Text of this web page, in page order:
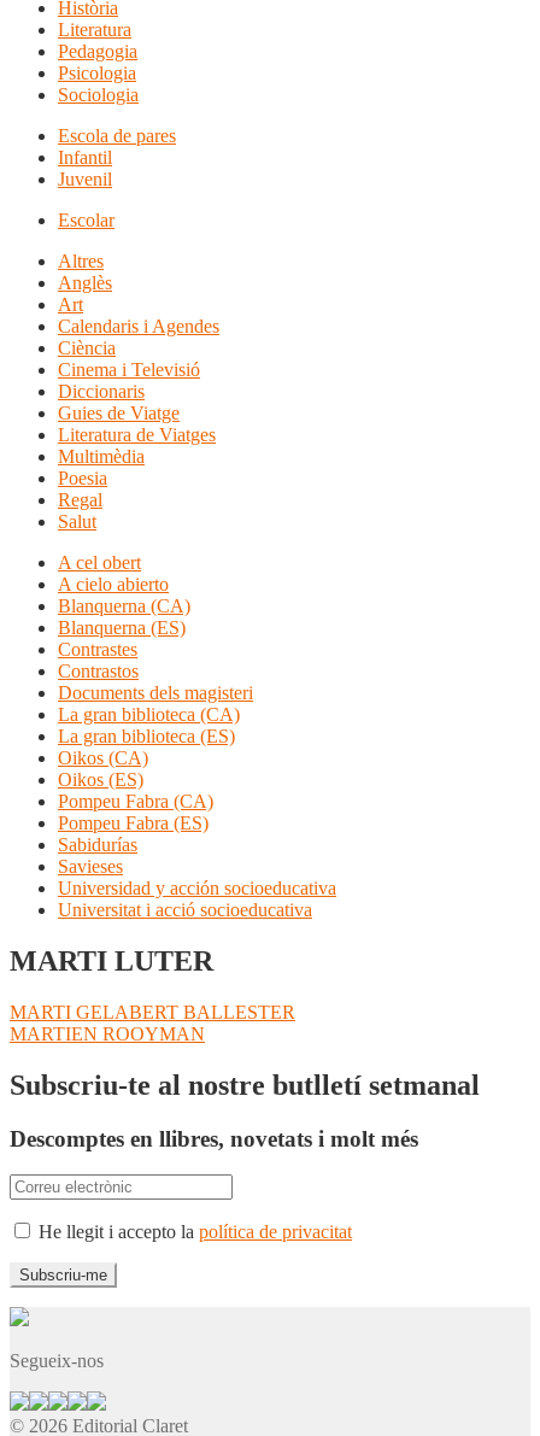
Història
Literatura
Pedagogia
Psicologia
Sociologia
Escola de pares
Infantil
Juvenil
Escolar
Altres
Anglès
Art
Calendaris i Agendes
Ciència
Cinema i Televisió
Diccionaris
Guies de Viatge
Literatura de Viatges
Multimèdia
Poesia
Regal
Salut
A cel obert
A cielo abierto
Blanquerna (CA)
Blanquerna (ES)
Contrastes
Contrastos
Documents dels magisteri
La gran biblioteca (CA)
La gran biblioteca (ES)
Oikos (CA)
Oikos (ES)
Pompeu Fabra (CA)
Pompeu Fabra (ES)
Sabidurías
Savieses
Universidad y acción socioeducativa
Universitat i acció socioeducativa
MARTI LUTER
Navegació
d'entrades
Entrada
anterior:
MARTI GELABERT BALLESTER
Pròxima
MARTIEN ROOYMAN
Subscriu-te al nostre butlletí setmanal
Descomptes en llibres, novetats i molt més
He llegit i accepto la política de privacitat
Segueix-nos
© 2026 Editorial Claret